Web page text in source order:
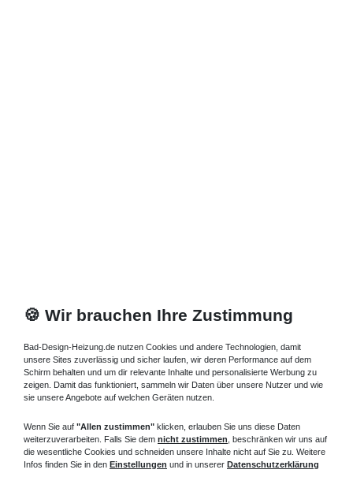
🍪 Wir brauchen Ihre Zustimmung
Bad-Design-Heizung.de nutzen Cookies und andere Technologien, damit
unsere Sites zuverlässig und sicher laufen, wir deren Performance auf dem
Schirm behalten und um dir relevante Inhalte und personalisierte Werbung zu
zeigen. Damit das funktioniert, sammeln wir Daten über unsere Nutzer und wie
sie unsere Angebote auf welchen Geräten nutzen.
Wenn Sie auf "Allen zustimmen" klicken, erlauben Sie uns diese Daten
weiterzuverarbeiten. Falls Sie dem nicht zustimmen , beschränken wir uns auf
die wesentliche Cookies und schneiden unsere Inhalte nicht auf Sie zu. Weitere
Infos finden Sie in den Einstellungen und in unserer Datenschutzerklärung